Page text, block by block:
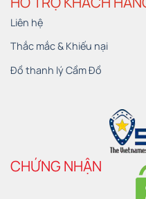
Liên hệ
Thắc mắc & Khiếu nại
Đồ thanh lý Cầm Đồ
CHỨNG NHẬN